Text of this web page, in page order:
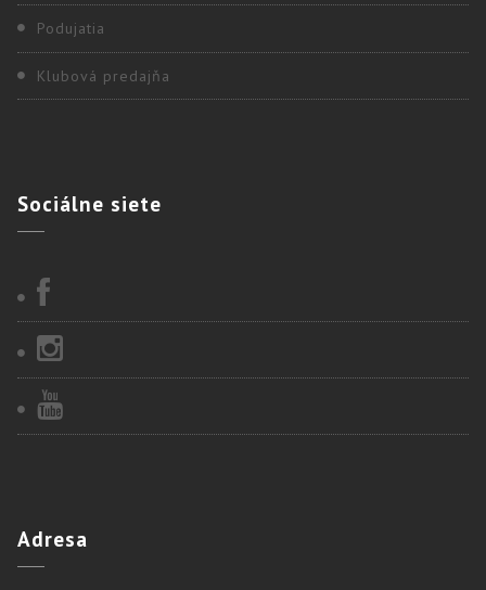
Podujatia
Klubová predajňa
Sociálne siete
Adresa